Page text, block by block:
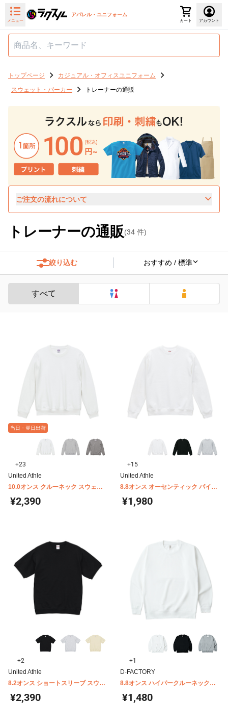
メニュー
アパレル・ユニフォーム
カート アカウント
トップページ
カジュアル・オフィスユニフォーム
スウェット・パーカー
トレーナーの通販
ご注文の流れについて
トレーナーの通販 (34 件)
絞り込む
すべて
当日・翌日出荷
+23
United Athle
10.0オンス クルーネック スウェッ
ト 裏パイル United Athle 5044-01
¥2,390
+15
United Athle
8.8オンス オーセンティック パイル
クルーネック スウェット(裏パイル)
5399-01
¥1,980
+2
United Athle
8.2オンス ショートスリーブ スウェ
ット(裏パイル) 5198-01
¥2,390
+1
D-FACTORY
8.8オンス ハイパークルーネックス
ウェット D-FACTORY DF1409
¥1,480